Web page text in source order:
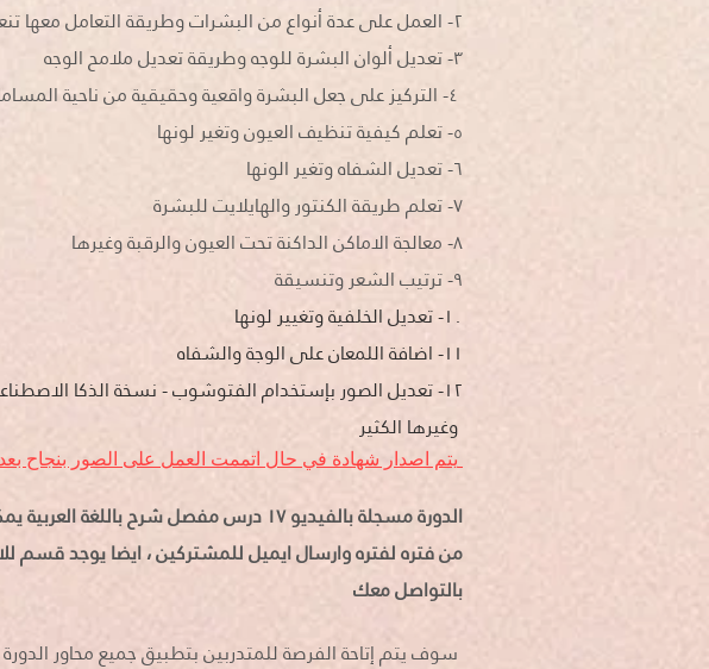
٢- العمل على عدة أنواع من البشرات وطريقة التعامل معها تنعيم البشرة وإزالة الشوائب
٣- تعديل ألوان البشرة للوجه وطريقة تعديل ملامح الوجه
٥- تعلم كيفية تنظيف العيون وتغير لونها
٦- تعديل الشفاه وتغير الونها
٧- تعلم طريقة الكنتور والهايلايت للبشرة
٨- معالجة الاماكن الداكنة تحت العيون والرقبة وغيرها
٩- ترتيب الشعر وتنسيقة
١٠- تعديل الخلفية وتغيير لونها
١١- اضافة اللمعان على الوجة والشفاه
١٢- تعديل الصور بإستخدام الفتوشوب - نسخة الذكا الاصطناعي
الدورة مسجلة بالفيديو ١٧ درس مفصل
من فتره لفتره وارسال ايميل للمشتركين ، ايضا يوجد
بالتواصل معك